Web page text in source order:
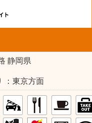
静岡県
：東京方面